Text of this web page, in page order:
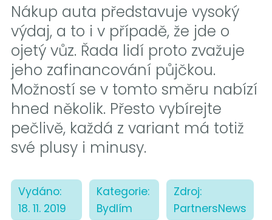
Nákup auta představuje vysoký
výdaj, a to i v případě, že jde o
ojetý vůz. Řada lidí proto zvažuje
jeho zafinancování půjčkou.
Možností se v tomto směru nabízí
hned několik. Přesto vybírejte
pečlivě, každá z variant má totiž
své plusy i minusy.
Vydáno:
18. 11. 2019
Kategorie:
Bydlím
Zdroj:
PartnersNews